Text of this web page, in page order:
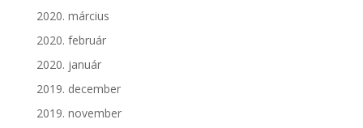
2020. március
2020. február
2020. január
2019. december
2019. november